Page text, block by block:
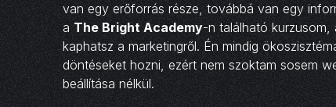
van egy erőforrás része, továbbá van egy
a The Bright Academy-n található kurzusom,
kaphatsz a marketingről. Én mindig
döntéseket hozni, ezért nem szoktam sosem
beállítása nélkül.